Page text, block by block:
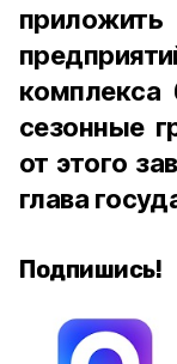
комплекса
сезонные
от этого
глава
Подпишись!